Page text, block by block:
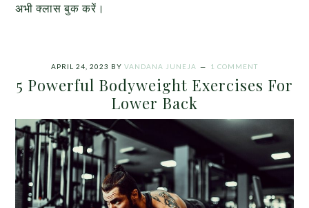
अभी क्लास बुक करें।
APRIL 24, 2023 BY VANDANA JUNEJA 1 COMMENT
5 Powerful Bodyweight Exercises For
Lower Back